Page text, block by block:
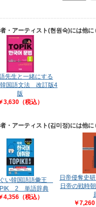
・アーティスト(현원숙)には他に
先生と一緒にする
韓国語文法 改訂版4
版
3,630（税込）
・アーティスト(김미정)には他に
い韓国語語彙王
2 単語辞典
4,356（税込）
日帝侵奪史
日帝の戦時
￥7,260